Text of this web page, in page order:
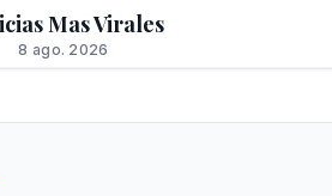
Mas Virales
8 ago. 2026